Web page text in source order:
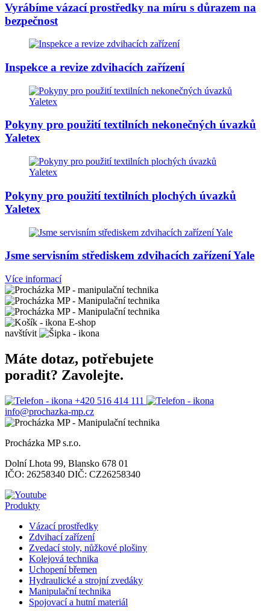
Vyrábíme vázací prostředky na míru s důrazem na
bezpečnost
Inspekce a revize zdvihacích zařízení
Pokyny pro použití textilních nekonečných úvazků
Yaletex
Pokyny pro použití textilních plochých úvazků
Yaletex
Jsme servisním střediskem zdvihacích zařízení Yale
Více informací
E-shop
navštívit
Máte dotaz, potřebujete
poradit? Zavolejte.
+420 516 414 111
info@prochazka-mp.cz
Procházka MP s.r.o.
Dolní Lhota 99, Blansko 678 01
IČO: 26258340 DIČ: CZ26258340
Produkty
Vázací prostředky
Zdvihací zařízení
Zvedací stoly, nůžkové plošiny
Kolejová technika
Uchopení břemen
Hydraulické a strojní zvedáky
Manipulační technika
Spojovací a hutní materiál